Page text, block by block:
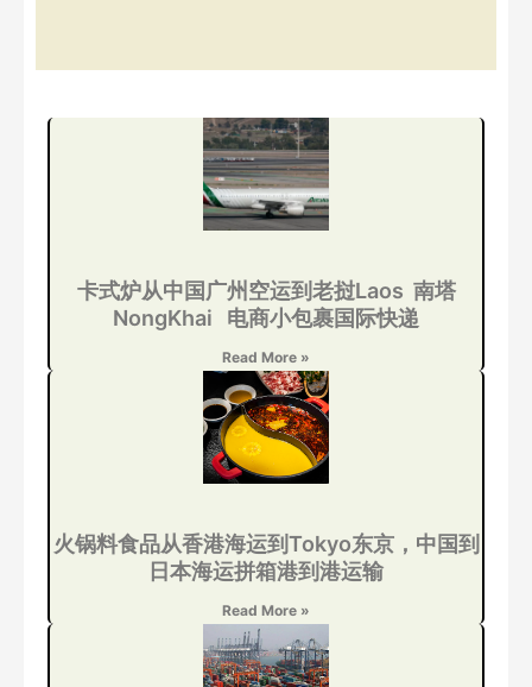
卡式炉从中国广州空运到老挝Laos 南塔
NongKhai 电商小包裹国际快递
Read More »
火锅料食品从香港海运到Tokyo东京，中国到
日本海运拼箱港到港运输
Read More »